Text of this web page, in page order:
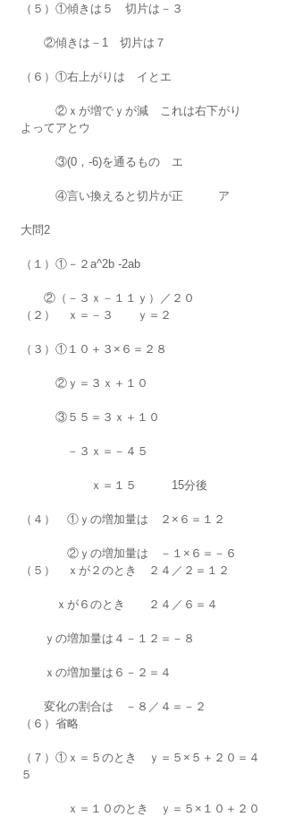
（５）①傾きは５　切片は－３
②傾きは－1　切片は７
（６）①右上がりは　イとエ
②ｘが増でｙが減　これは右下がり
よってアとウ
③(0，-6)を通るもの　エ
④言い換えると切片が正　　　ア
大問2
（１）①－２a^2b -2ab
②（－３ｘ－１１ｙ）／２０
（２）　ｘ＝－３　　ｙ＝２
（３）①１０＋３×６＝２８
②ｙ＝３ｘ＋１０
③５５＝３ｘ＋１０
－３ｘ＝－４５
ｘ＝１５　　　15分後
（４）　①ｙの増加量は　２×６＝１２
②ｙの増加量は　－１×６＝－６
（５）　ｘが２のとき　２４／２＝１２
ｘが６のとき　　２４／６＝４
ｙの増加量は４－１２＝－８
ｘの増加量は６－２＝４
変化の割合は　－８／４＝－２
（６）省略
（７）①ｘ＝５のとき　ｙ＝５×５＋２０＝４
５
ｘ＝１０のとき　ｙ＝５×１０＋２０